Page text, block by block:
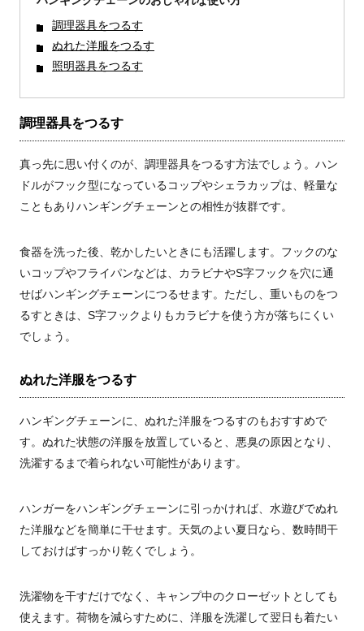
調理器具をつるす
ぬれた洋服をつるす
照明器具をつるす
調理器具をつるす
真っ先に思い付くのが、調理器具をつるす方法でしょう。ハン
ドルがフック型になっているコップやシェラカップは、軽量な
こともありハンギングチェーンとの相性が抜群です。
食器を洗った後、乾かしたいときにも活躍します。フックのな
いコップやフライパンなどは、カラビナやS字フックを穴に通
せばハンギングチェーンにつるせます。ただし、重いものをつ
るすときは、S字フックよりもカラビナを使う方が落ちにくい
でしょう。
ぬれた洋服をつるす
ハンギングチェーンに、ぬれた洋服をつるすのもおすすめで
す。ぬれた状態の洋服を放置していると、悪臭の原因となり、
洗濯するまで着られない可能性があります。
ハンガーをハンギングチェーンに引っかければ、水遊びでぬれ
た洋服などを簡単に干せます。天気のよい夏日なら、数時間干
しておけばすっかり乾くでしょう。
洗濯物を干すだけでなく、キャンプ中のクローゼットとしても
使えます。荷物を減らすために、洋服を洗濯して翌日も着たい